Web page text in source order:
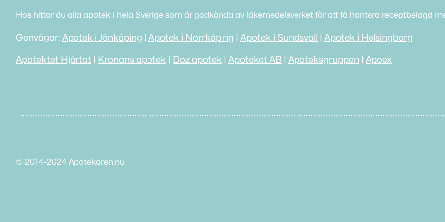
Hos hittar du alla apotek i hela Sverige som är godkända av läkemedelsverket för att få hantera receptbelagd
Genvägar: Apotek i Jönköping | Apotek i Norrköping | Apotek i Sundsvall | Apotek i Helsingborg
Apotektet Hjärtat | Kronans apotek | Doz apotek | Apoteket AB | Apoteksgruppen | Apoex
© 2014-2024 Apotekaren.nu